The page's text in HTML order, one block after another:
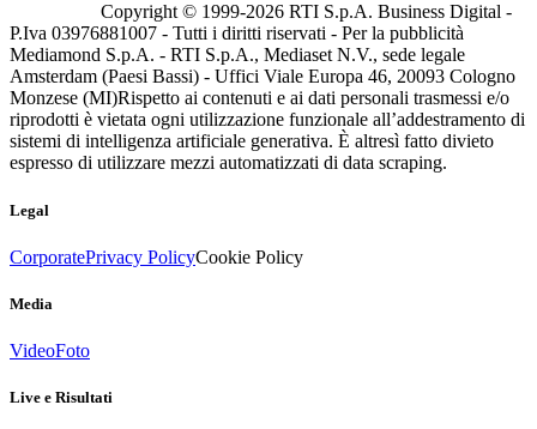
Copyright © 1999-2026 RTI S.p.A. Business Digital -
P.Iva 03976881007 - Tutti i diritti riservati - Per la pubblicità
Mediamond S.p.A. - RTI S.p.A., Mediaset N.V., sede legale
Amsterdam (Paesi Bassi) - Uffici Viale Europa 46, 20093 Cologno
Monzese (MI)Rispetto ai contenuti e ai dati personali trasmessi e/o
riprodotti è vietata ogni utilizzazione funzionale all’addestramento di
sistemi di intelligenza artificiale generativa. È altresì fatto divieto
espresso di utilizzare mezzi automatizzati di data scraping.
Legal
CorporatePrivacy PolicyCookie Policy
Media
VideoFoto
Live e Risultati